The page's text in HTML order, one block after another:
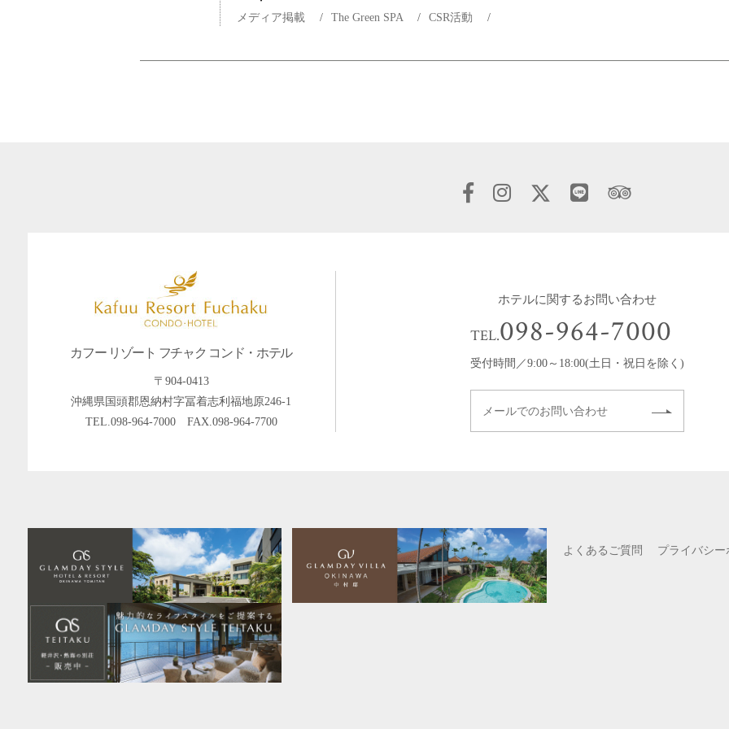
メディア掲載 / The Green SPA / CSR活動 /
カフー リゾート フチャク コンド・ホテル
〒904-0413
沖縄県国頭郡恩納村字冨着志利福地原246-1
TEL.098-964-7000FAX.098-964-7700
ホテルに関するお問い合わせ
TEL.098-964-7000
受付時間／9:00～18:00(土日・祝日を除く)
メールでのお問い合わせ
よくあるご質問 プライバシー